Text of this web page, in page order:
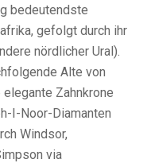
bedeutendste
gefolgt durch ihr
nördlicher Ural).
Alte von
Zahnkrone
I-Noor-Diamanten
Windsor,
via